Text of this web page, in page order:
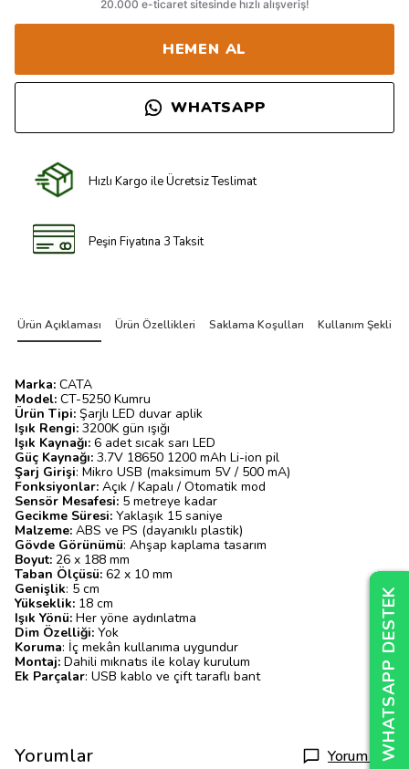
HEMEN AL
WHATSAPP
Hızlı Kargo ile Ücretsiz Teslimat
Peşin Fiyatına 3 Taksit
Ürün Açıklaması Ürün Özellikleri Saklama Koşulları Kullanım Şekli
Marka: CATA
Model: CT-5250 Kumru
Ürün Tipi: Şarjlı LED duvar aplik
Işık Rengi: 3200K gün ışığı
Işık Kaynağı: 6 adet sıcak sarı LED
Güç Kaynağı: 3.7V 18650 1200 mAh Li-ion pil
Şarj Girişi: Mikro USB (maksimum 5V / 500 mA)
Fonksiyonlar: Açık / Kapalı / Otomatik mod
Sensör Mesafesi: 5 metreye kadar
Gecikme Süresi: Yaklaşık 15 saniye
Malzeme: ABS ve PS (dayanıklı plastik)
Gövde Görünümü: Ahşap kaplama tasarım
Boyut: 26 x 188 mm
Taban Ölçüsü: 62 x 10 mm
Genişlik: 5 cm
Yükseklik: 18 cm
Işık Yönü: Her yöne aydınlatma
Dim Özelliği: Yok
Koruma: İç mekân kullanıma uygundur
Montaj: Dahili mıknatıs ile kolay kurulum
Ek Parçalar: USB kablo ve çift taraflı bant
Yorumlar Yorum Yap
WHATSAPP DESTEK
WHATSAPP DESTEK
WHATSAPP DESTEK